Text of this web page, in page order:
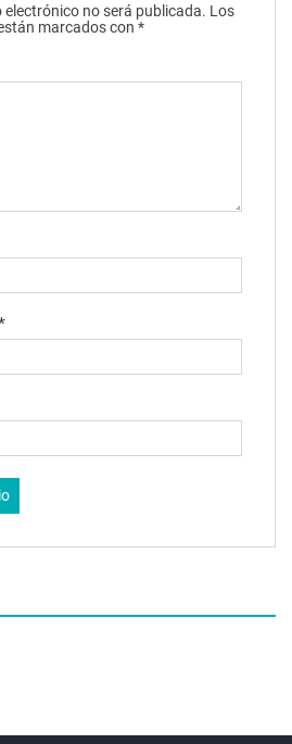
electrónico no será publicada. Los
marcados con *